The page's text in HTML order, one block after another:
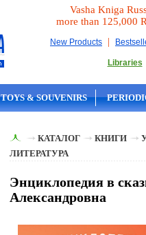
Vasha Kniga
more than 125,000
New Products |
Libraries
TOYS & SOUVENIRS
КАТАЛОГ КНИГИ
ЛИТЕРАТУРА
Энциклопедия в
Александровна